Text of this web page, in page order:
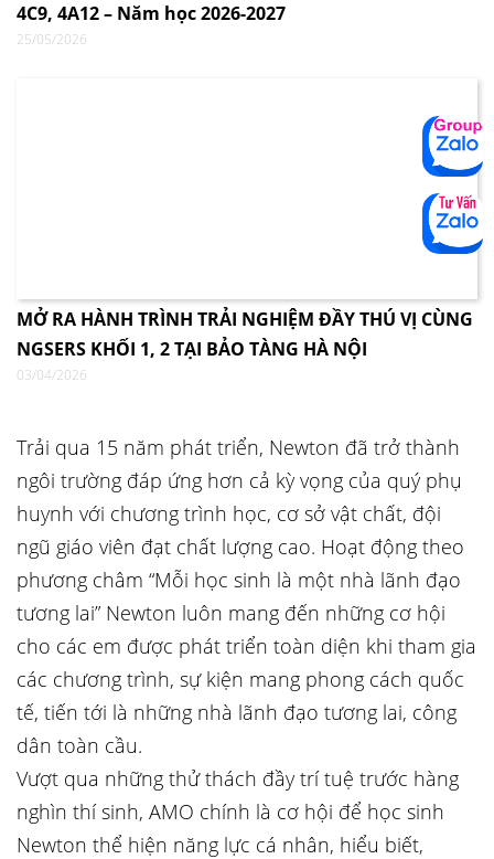
4C9, 4A12 – Năm học 2026-2027
25/05/2026
MỞ RA HÀNH TRÌNH TRẢI NGHIỆM ĐẦY THÚ VỊ CÙNG
NGSERS KHỐI 1, 2 TẠI BẢO TÀNG HÀ NỘI
03/04/2026
Trải qua 15 năm phát triển, Newton đã trở thành
ngôi trường đáp ứng hơn cả kỳ vọng của quý phụ
huynh với chương trình học, cơ sở vật chất, đội
ngũ giáo viên đạt chất lượng cao. Hoạt động theo
phương châm “Mỗi học sinh là một nhà lãnh đạo
tương lai” Newton luôn mang đến những cơ hội
cho các em được phát triển toàn diện khi tham gia
các chương trình, sự kiện mang phong cách quốc
tế, tiến tới là những nhà lãnh đạo tương lai, công
dân toàn cầu.
Vượt qua những thử thách đầy trí tuệ trước hàng
nghìn thí sinh, AMO chính là cơ hội để học sinh
Newton thể hiện năng lực cá nhân, hiểu biết,